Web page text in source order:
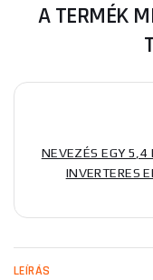
A TERMÉK
NEVEZÉS EGY 5,4
INVERTERES
LEÍRÁS